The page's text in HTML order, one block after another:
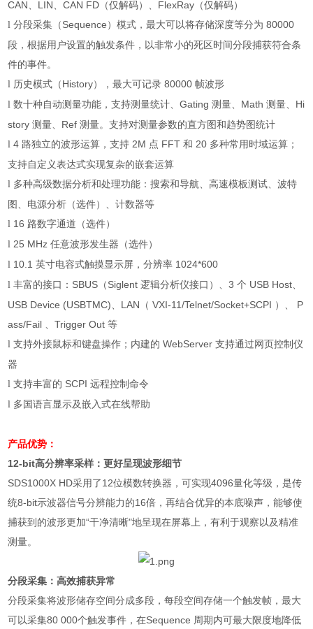
CAN LIN 、CAN FD （仅解码）、 FlexRay （仅解码）
l 分段采集（Sequence）模式，最大可以将存储深度等分为 80000
段，根据用户设置的触发条件，以非常小的死区时间分段捕获符合条
件的事件。
l 历史模式（History），最大可记录 80000帧波形
l 数十种自动测量功能，支持测量统计、Gating测量、 Math测量、 Hi
story测量、 Ref测量。支持对测量参数的直方图和趋势图统计
l 4 路独立的波形运算，支持 2M 点 FFT和 20 多种常用时域运算；
支持自定义表达式实现复杂的嵌套运算
l 多种高级数据分析和处理功能：搜索和导航、高速模板测试、波特
图、电源分析（选件）、计数器等
l 16 路数字通道（选件）
l 25 MHz任意波形发生器（选件）
l 10.1英寸电容式触摸显示屏，分辨率 1024*600
l 丰富的接口： SBUS （Siglent逻辑分析仪接口）、3个 USB Host
USB Device (USBTMC)
LAN （ VXI-11/Telnet/Socket+SCPI ）、
P
ass/Fail
、Trigger Out等
l 支持外接鼠标和键盘操作；内建的 WebServer支持通过网页控制仪
器
l 支持丰富的 SCPI远程控制命令
l 多国语言显示及嵌入式在线帮助
产品优势：
12-bit高分辨率采样：更好呈现波形细节
SDS1000X HD采用了12位模数转换器，可实现4096量化等级，是传
统8-bit示波器信号分辨能力的16倍，再结合优异的本底噪声，能够使
捕获到的波形更加“干净清晰"地呈现在屏幕上，有利于观察以及精准
测量。
分段采集：高效捕获异常
分段采集将波形储存空间分成多段，每段空间存储一个触发帧，最大
可以采集80 000个触发事件，在Sequence 周期内可最大限度地降低